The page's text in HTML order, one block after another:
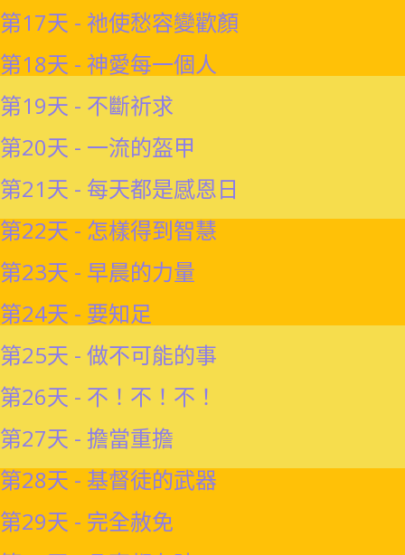
第17天 - 祂使愁容變歡顏
第18天 - 神愛每一個人
第19天 - 不斷祈求
第20天 - 一流的盔甲
第21天 - 每天都是感恩日
第22天 - 怎樣得到智慧
第23天 - 早晨的力量
第24天 - 要知足
第25天 - 做不可能的事
第26天 - 不！不！不！
第27天 - 擔當重擔
第28天 - 基督徒的武器
第29天 - 完全赦免